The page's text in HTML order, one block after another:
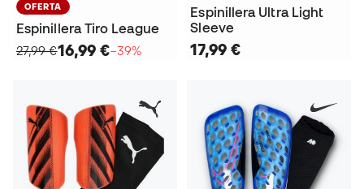
OFERTA
Espinillera Tiro League
27,99 €16,99 €−39%
Espinillera Ultra Light
Sleeve
17,99 €